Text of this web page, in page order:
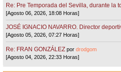
Re: Pre Temporada del Sevilla, durante la
[Agosto 06, 2026, 18:08 Horas]
JOSÉ IGNACIO NAVARRO. Director
[Agosto 05, 2026, 07:27 Horas]
Re: FRAN GONZÁLEZ pordrodgom
[Agosto 04, 2026, 22:33 Horas]